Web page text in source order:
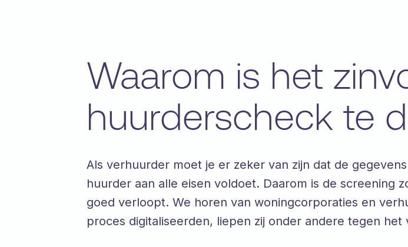
Waarom is het
huurderscheck te
Als verhuurder moet je er zeker van zijn dat de
huurder aan alle eisen voldoet. Daarom is de screening
goed verloopt. We horen van woningcorporaties en
proces digitaliseerden, liepen zij onder andere tegen